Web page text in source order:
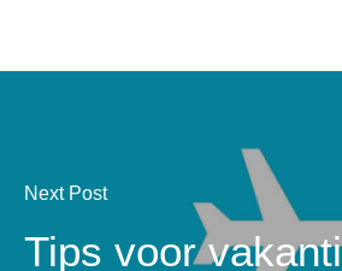
Next Post
Tips voor